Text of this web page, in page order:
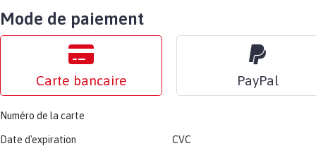
Mode de paiement
Carte bancaire PayPal
Numéro de la carte
Date d'expiration CVC